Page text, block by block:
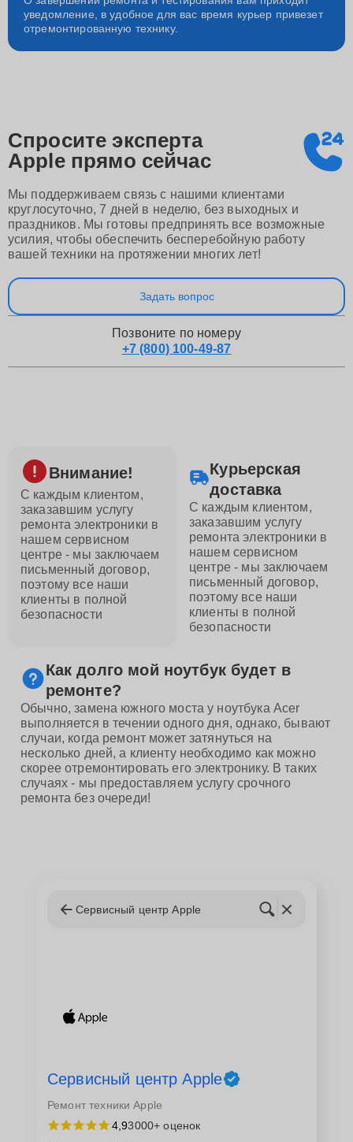
уведомление, в удобное для вас время курьер привезет
отремонтированную технику.
Спросите эксперта
Apple прямо сейчас
Мы поддерживаем связь с нашими клиентами
круглосуточно, 7 дней в неделю, без выходных и
праздников. Мы готовы предпринять все возможные
усилия, чтобы обеспечить бесперебойную работу
вашей техники на протяжении многих лет!
Задать вопрос
Позвоните по номеру
+7 (800) 100-49-87
Внимание!
С каждым клиентом,
заказавшим услугу
ремонта электроники в
нашем сервисном
центре - мы заключаем
письменный договор,
поэтому все наши
клиенты в полной
безопасности
Курьерская
доставка
С каждым клиентом,
заказавшим услугу
ремонта электроники в
нашем сервисном
центре - мы заключаем
письменный договор,
поэтому все наши
клиенты в полной
безопасности
Как долго мой ноутбук будет в
ремонте?
Обычно, замена южного моста у ноутбука Acer
выполняется в течении одного дня, однако, бывают
случаи, когда ремонт может затянуться на
несколько дней, а клиенту необходимо как можно
скорее отремонтировать его электронику. В таких
случаях - мы предоставляем услугу срочного
ремонта без очереди!
Сервисный центр Apple
Сервисный центр Apple
Ремонт техники Apple
4,93000+ оценок